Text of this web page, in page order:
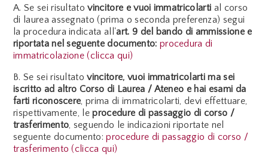
A. Se sei risultatovincitore e vuoi immatricolarti al corso
di laurea assegnato (prima o seconda preferenza) segui
la procedura indicata all'art. 9 del bando di ammissione e
riportata nel seguente documento: procedura di
immatricolazione (clicca qui)
B. Se sei risultatovincitore, vuoi immatricolarti ma sei
iscritto ad altro Corso di Laurea / Ateneo e hai esami da
farti riconoscere, prima di immatricolarti, devi effettuare,
rispettivamente, le procedure di passaggio di corso /
trasferimento, seguendo le indicazioni riportate nel
seguente documento:procedure di passaggio di corso /
trasferimento (clicca qui)